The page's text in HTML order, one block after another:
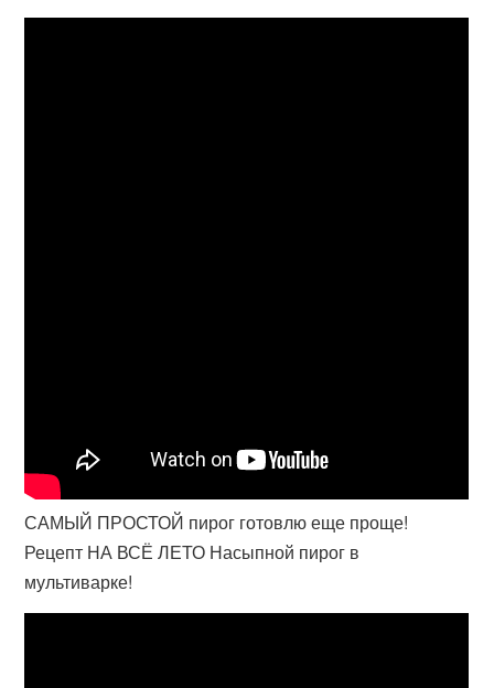
САМЫЙ ПРОСТОЙ пирог готовлю еще проще!
Рецепт НА ВСЁ ЛЕТО Насыпной пирог в
мультиварке!